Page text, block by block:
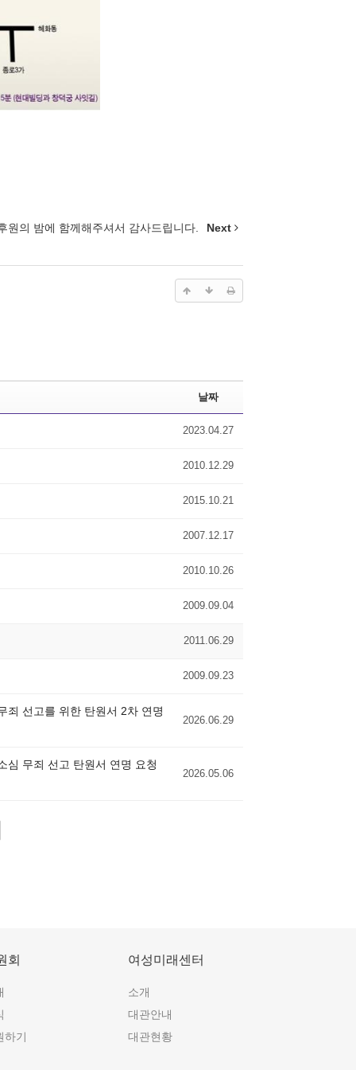
원의 밤에 함께해주셔서 감사드립니다. Next
날짜
2023.04.27
2010.12.29
2015.10.21
2007.12.17
2010.10.26
2009.09.04
2011.06.29
2009.09.23
죄 선고를 위한 탄원서 2차 연명
2026.06.29
심 무죄 선고 탄원서 연명 요청
2026.05.06
회
하기
여성미래센터
소개
대관안내
대관현황